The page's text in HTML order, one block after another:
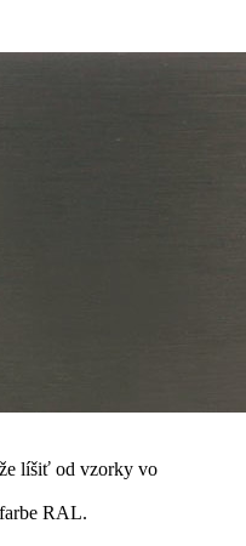
líšiť od vzorky vo
RAL.